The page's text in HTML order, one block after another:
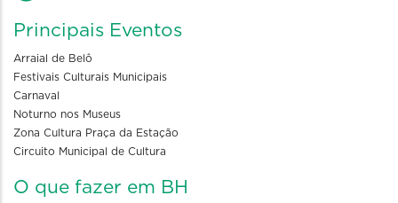
Principais Eventos
Arraial de Belô
Festivais Culturais Municipais
Carnaval
Noturno nos Museus
Zona Cultura Praça da Estação
Circuito Municipal de Cultura
O que fazer em BH